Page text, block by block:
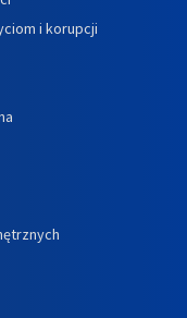
i korupcji